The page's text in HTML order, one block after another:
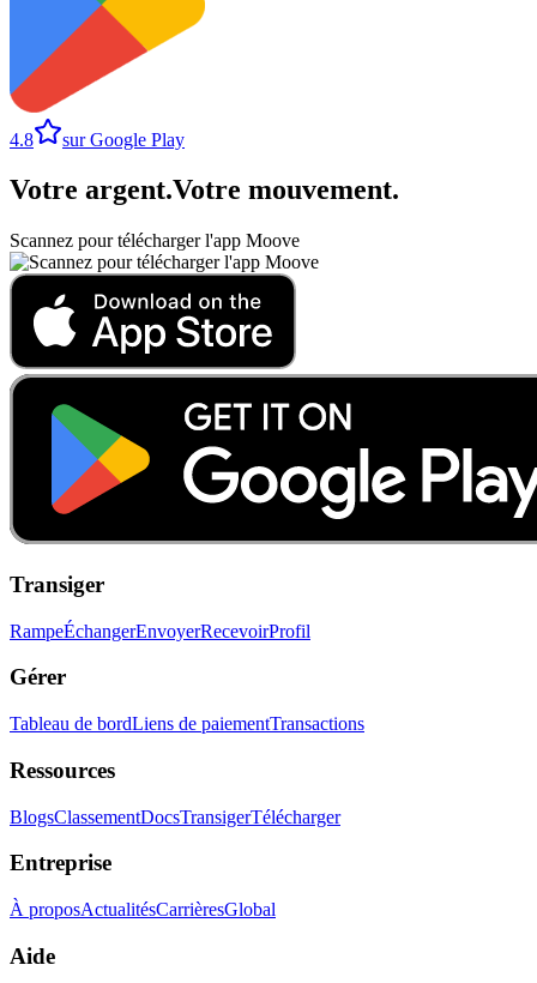
4.8 sur Google Play
Votre argent.Votre mouvement.
Scannez pour télécharger l'app Moove
Transiger
RampeÉchangerEnvoyerRecevoirProfil
Gérer
Tableau de bordLiens de paiementTransactions
Ressources
BlogsClassementDocsTransigerTélécharger
Entreprise
À proposActualitésCarrièresGlobal
Aide